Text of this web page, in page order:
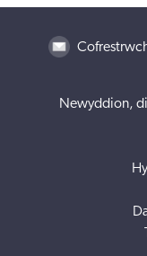
Newyddion,